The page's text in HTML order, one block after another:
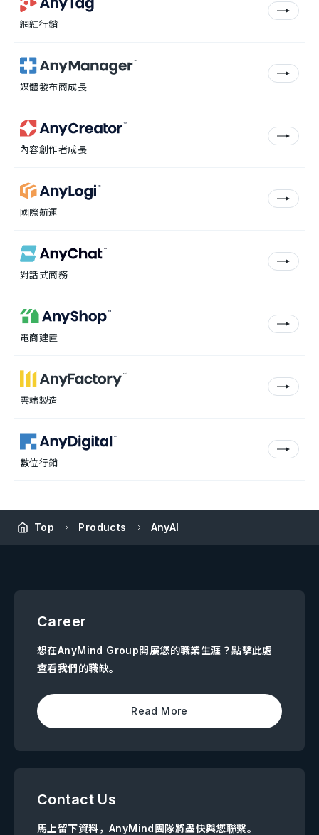
網紅行銷
媒體發布商成長
內容創作者成長
國際航運
對話式商務
電商建置
雲端製造
數位行銷
Top Products AnyAI
Career
想在AnyMind Group開展您的職業生涯？點擊此處
查看我們的職缺。
Read More
Contact Us
馬上留下資料，AnyMind團隊將盡快與您聯繫。